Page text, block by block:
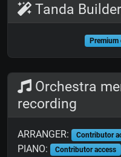
Tanda Builder
Premium
Orchestra
recording
ARRANGER: Contributor
PIANO: Contributor access